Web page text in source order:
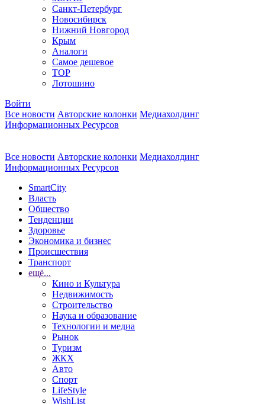
Санкт-Петербург
Новосибирск
Нижний Новгород
Крым
Аналоги
Самое дешевое
TOP
Лотошино
Войти
Все новости Авторские колонки Медиахолдинг
Информационных Ресурсов
Все новости Авторские колонки Медиахолдинг
Информационных Ресурсов
SmartCity
Власть
Общество
Тенденции
Здоровье
Экономика и бизнес
Происшествия
Транспорт
ещё...
Кино и Культура
Недвижимость
Строительство
Наука и образование
Технологии и медиа
Рынок
Туризм
ЖКХ
Авто
Спорт
LifeStyle
WishList